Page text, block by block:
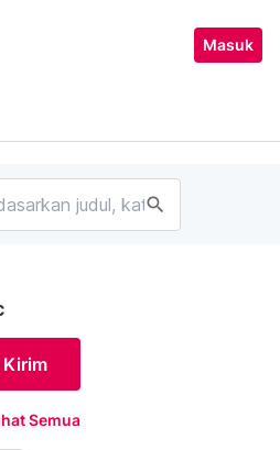
Masuk
search
Kirim
Semua